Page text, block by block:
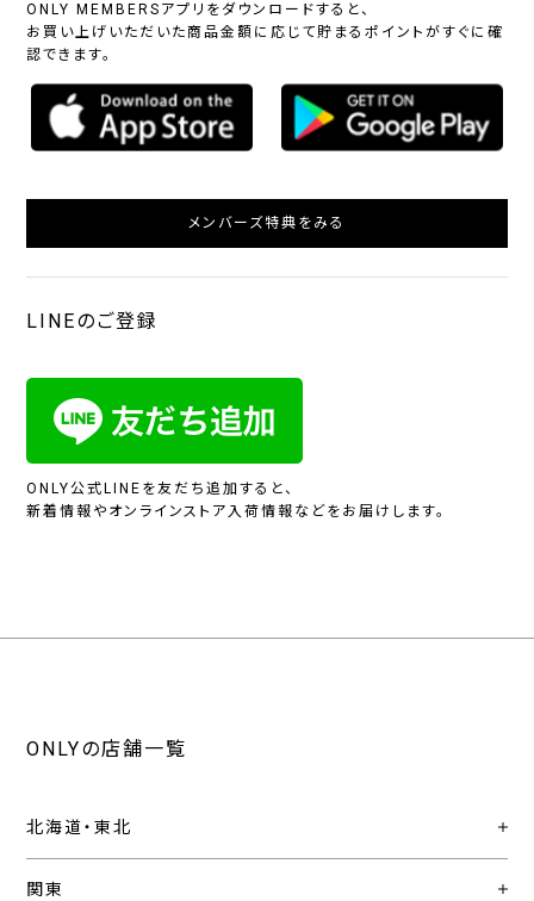
ONLY MEMBERSアプリをダウンロードすると、
お買い上げいただいた商品金額に応じて貯まるポイントがすぐに確
認できます。
メンバーズ特典をみる
LINEのご登録
ONLY公式LINEを友だち追加すると、
新着情報やオンラインストア入荷情報などをお届けします。
ONLYの店舗一覧
北海道・東北
関東